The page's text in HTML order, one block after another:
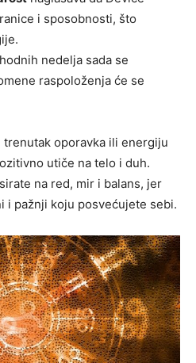
i sposobnosti, što
nedelja sada se
raspoloženja će se
trenutak oporavka ili energiju
utiče na telo i duh.
na red, mir i balans, jer
i pažnji koju posvećujete sebi.